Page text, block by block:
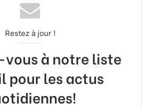
Restez à jour !
à notre liste
pour les actus